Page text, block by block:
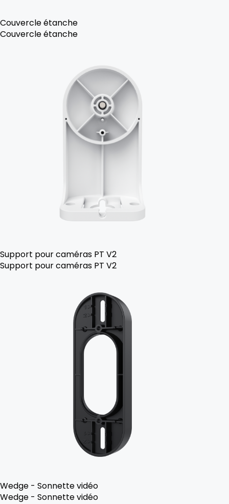
Couvercle étanche
Couvercle étanche
Support pour caméras PT V2
Support pour caméras PT V2
Wedge - Sonnette vidéo
Wedge - Sonnette vidéo